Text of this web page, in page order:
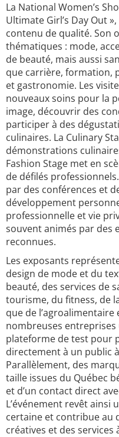
La National Women’s
Ultimate Girl’s Day Out
contenu de qualité. Son
thématiques : mode,
de beauté, mais aussi
que carrière, formation,
et gastronomie. Les
nouveaux soins pour la
image, découvrir des
participer à des
culinaires. La Culinary
démonstrations
Fashion Stage met en
de défilés
par des conférences et
développement
professionnelle et vie
souvent animés par des
reconnues.
Les exposants
design de mode et du
beauté, des services de
tourisme, du fitness, de
que de l’agroalimentaire
nombreuses
plateforme de test pour
directement à un public
Parallèlement, des
taille issues du Québec
et d’un contact direct
L’événement revêt
certaine et contribue au
créatives et des services